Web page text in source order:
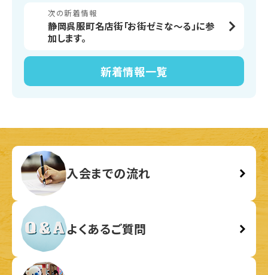
新着情報一覧
次の新着情報
静岡呉服町名店街「お街ゼミな～る」に参
加します。
入会までの流れ
よくあるご質問